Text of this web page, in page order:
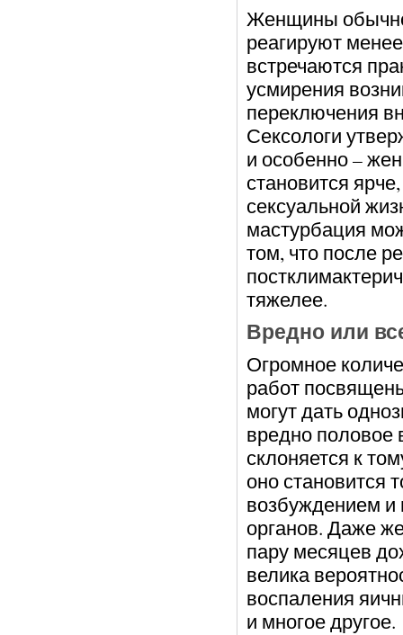
Женщины
реагируют
встречаются
усмирения
переключения
Сексологи
и особенно –
становится
сексуальной
мастурбация
том, что после
тяжелее.
Вредно или
Огромное
работ
могут дать
вредно половое
склоняется к
оно становится
возбуждением и
органов. Даже
пару месяцев
велика
воспаления
и многое другое.